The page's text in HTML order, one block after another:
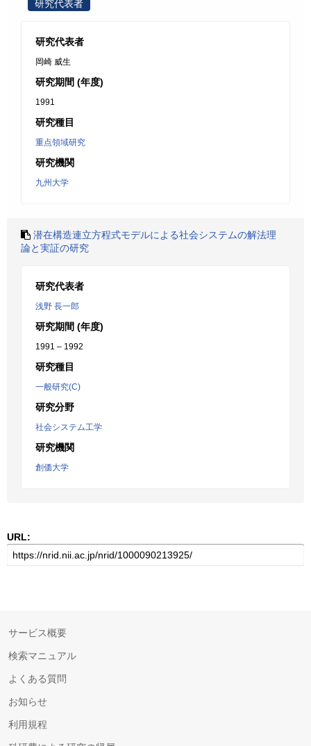
研究代表者
研究代表者
岡崎 威生
研究期間 (年度)
1991
研究種目
重点領域研究
研究機関
九州大学
潜在構造連立方程式モデルによる社会システムの解法理
論と実証の研究
研究代表者
浅野 長一郎
研究期間 (年度)
1991 – 1992
研究種目
一般研究(C)
研究分野
社会システム工学
研究機関
創価大学
URL:
サービス概要
検索マニュアル
よくある質問
お知らせ
利用規程